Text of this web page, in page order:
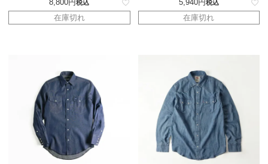
8,800 税込
在庫切れ
5,940 税込
在庫切れ